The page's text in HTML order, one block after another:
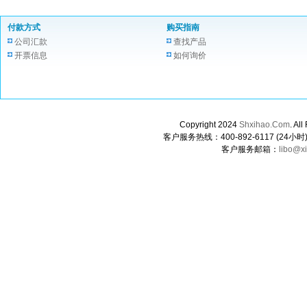
付款方式
公司汇款
开票信息
购买指南
查找产品
如何询价
Copyright 2024 Shxihao.Com. All
客户服务热线：400-892-6117 (24小
客户服务邮箱：